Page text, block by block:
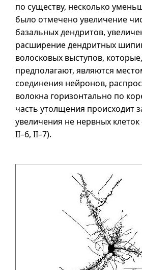
по существу, несколько
было отмечено увеличение
базальных дендритов,
расширение дендритных
волосковых выступов,
предполагают, являются
соединения нейронов,
волокна горизонтально по
часть утолщения происходит
увеличения не нервных
II–6, II–7).